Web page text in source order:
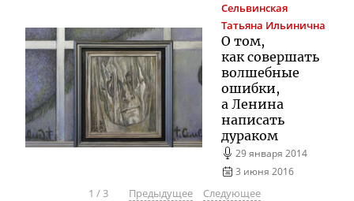
Сельвинская
Татьяна Ильинична
О том,
как совершать
волшебные
ошибки,
а Ленина
написать
дураком
29 января 2014
3 июня 2016
1 /3 Предыдущее
Следующее